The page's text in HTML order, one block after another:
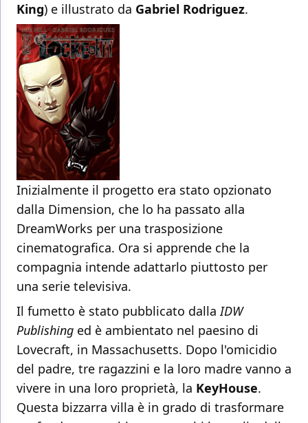
King) e illustrato da Gabriel Rodriguez.
Inizialmente il progetto era stato opzionato
dalla Dimension, che lo ha passato alla
DreamWorks per una trasposizione
cinematografica. Ora si apprende che la
compagnia intende adattarlo piuttosto per
una serie televisiva.
Il fumetto è stato pubblicato dallaIDW
Publishing ed è ambientato nel paesino di
Lovecraft, in Massachusetts. Dopo l'omicidio
del padre, tre ragazzini e la loro madre vanno a
vivere in una loro proprietà, la KeyHouse.
Questa bizzarra villa è in grado di trasformare